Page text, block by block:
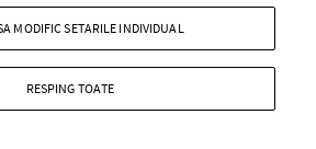
RESPING TOATE
MODIFIC SETARILE INDIVIDUAL